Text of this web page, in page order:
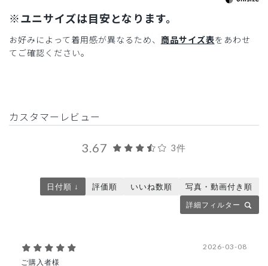
※ユニサイズは目安となります。
お好みによって着用感が異なるため、 商品サイズ表をあわせ
てご確認ください。
カスタマーレビュー
3.67 3件
詳細フィルター
日付順 ↓ 評価順 いいね数順 写真・動画付き順
ご購入者様
2026-03-08